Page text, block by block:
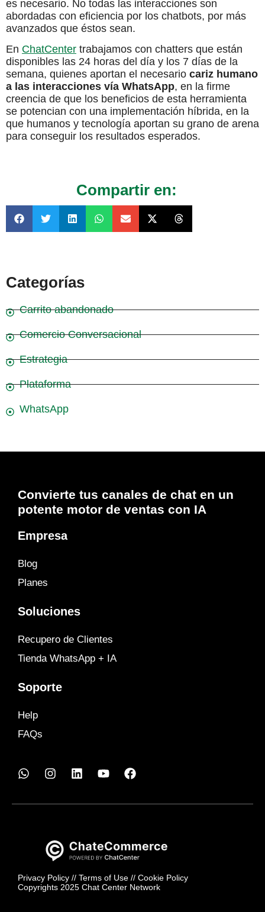
es necesario. No todas las interacciones son
abordadas con eficiencia por los chatbots, por más
avanzados que éstos sean.
En ChatCenter trabajamos con chatters que están
disponibles las 24 horas del día y los 7 días de la
semana, quienes aportan el necesario cariz humano
a las interacciones vía WhatsApp, en la firme
creencia de que los beneficios de esta herramienta
se potencian con una implementación híbrida, en la
que humanos y tecnología aportan su grano de arena
para conseguir los resultados esperados.
Compartir en:
Categorías
Carrito abandonado
Comercio Conversacional
Estrategia
Plataforma
WhatsApp
Convierte tus canales de chat en un
potente motor de ventas con IA
Empresa
Blog
Planes
Soluciones
Recupero de Clientes
Tienda WhatsApp + IA
Soporte
Help
FAQs
Privacy Policy // Terms of Use // Cookie Policy
Copyrights 2025 Chat Center Network